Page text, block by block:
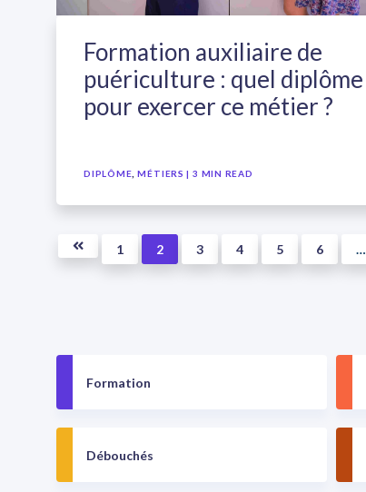
Formation auxiliaire de
puériculture : quel diplôme
pour exercer ce métier ?
DIPLÔME,MÉTIERS | 3 MIN READ
1 2 3 4 5 6 …
Formation
Débouchés